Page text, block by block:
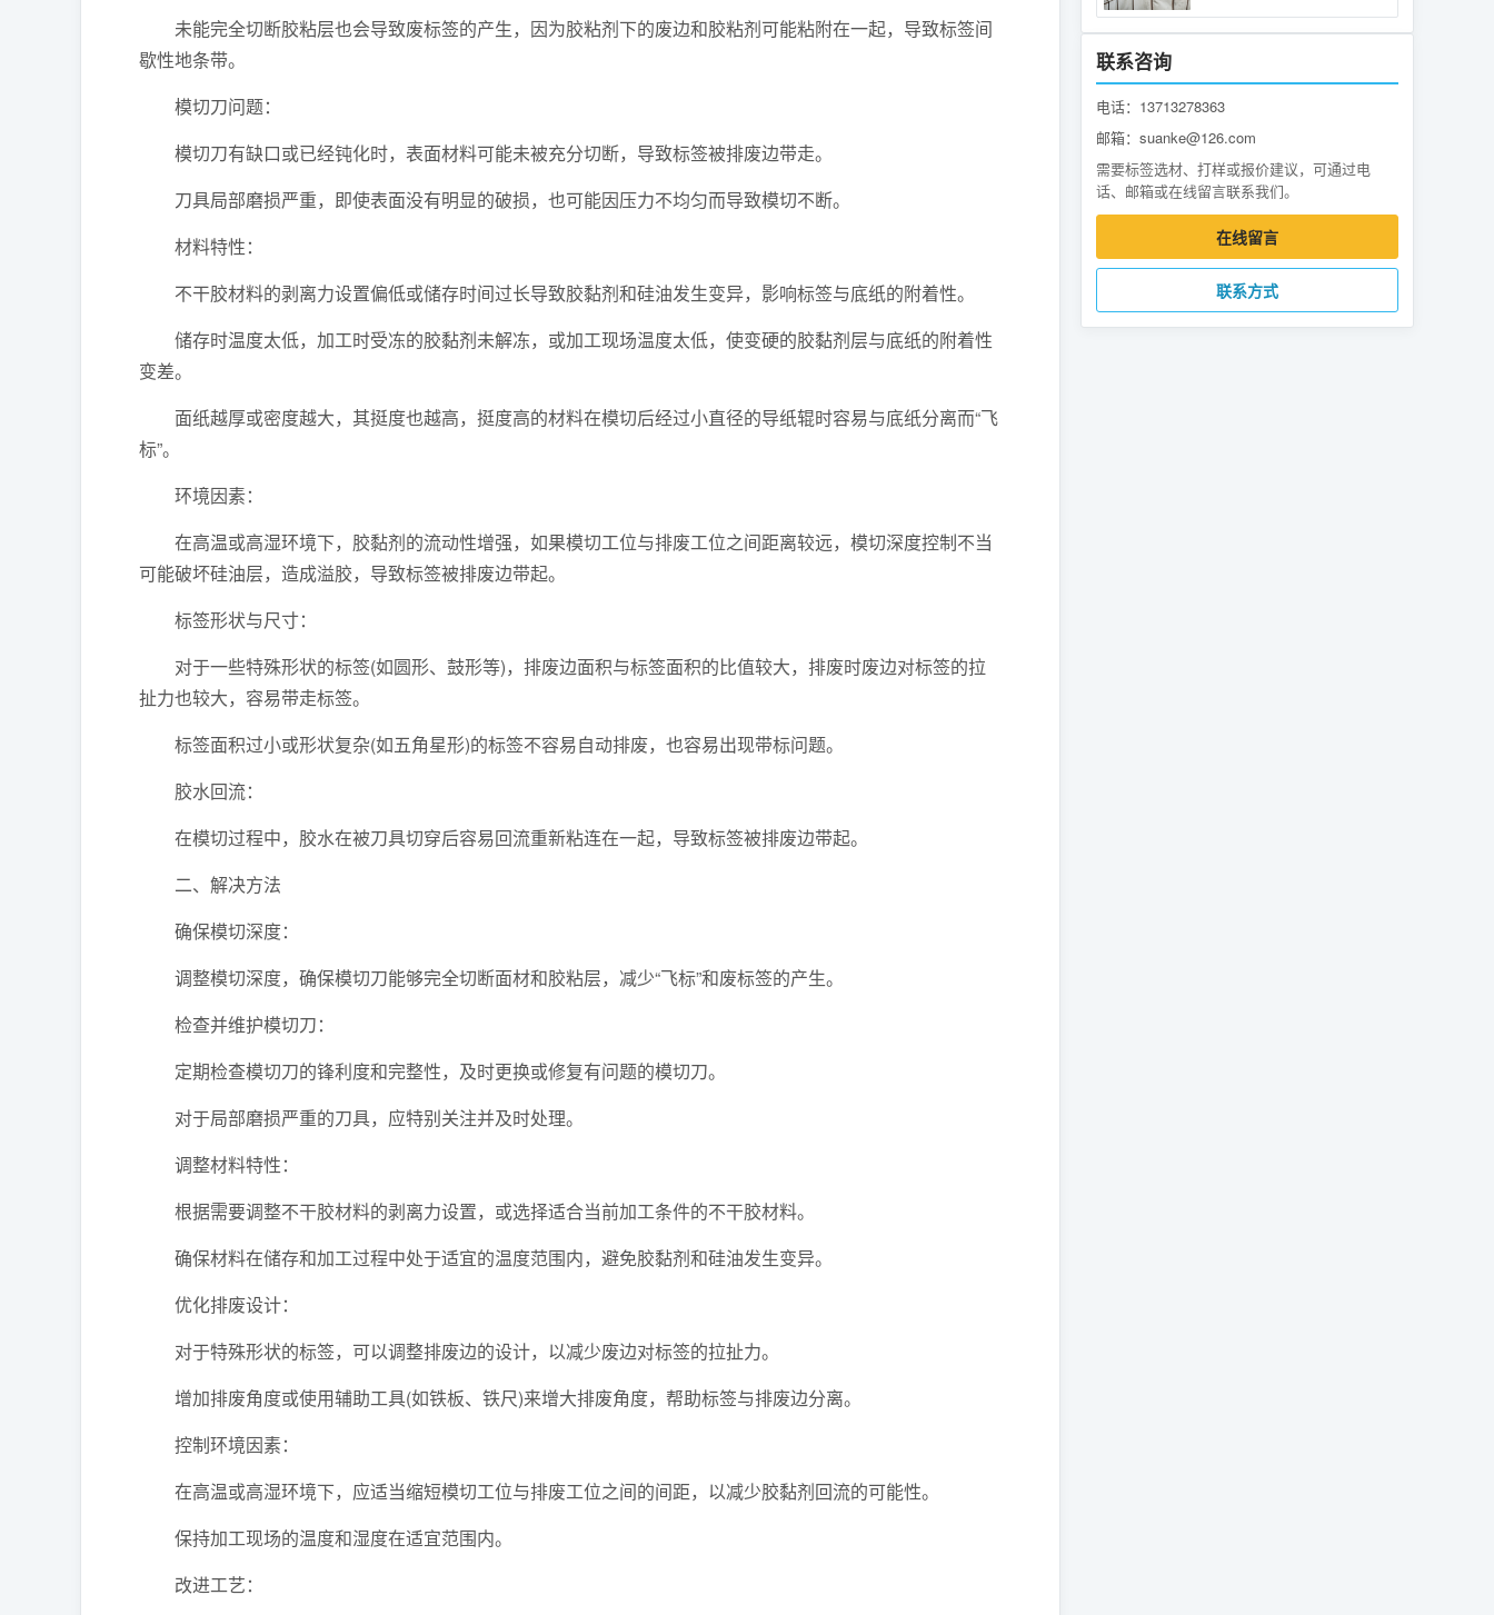
未能完全切断胶粘层也会导致废标签的产生，因为胶粘剂下的废边和胶粘剂可能粘附在一起，导致标签间
歇性地条带。
模切刀问题：
模切刀有缺口或已经钝化时，表面材料可能未被充分切断，导致标签被排废边带走。
刀具局部磨损严重，即使表面没有明显的破损，也可能因压力不均匀而导致模切不断。
材料特性：
不干胶材料的剥离力设置偏低或储存时间过长导致胶黏剂和硅油发生变异，影响标签与底纸的附着性。
储存时温度太低，加工时受冻的胶黏剂未解冻，或加工现场温度太低，使变硬的胶黏剂层与底纸的附着性
变差。
面纸越厚或密度越大，其挺度也越高，挺度高的材料在模切后经过小直径的导纸辊时容易与底纸分离而“飞
标”。
环境因素：
在高温或高湿环境下，胶黏剂的流动性增强，如果模切工位与排废工位之间距离较远，模切深度控制不当
可能破坏硅油层，造成溢胶，导致标签被排废边带起。
标签形状与尺寸：
对于一些特殊形状的标签(如圆形、鼓形等)，排废边面积与标签面积的比值较大，排废时废边对标签的拉
扯力也较大，容易带走标签。
标签面积过小或形状复杂(如五角星形)的标签不容易自动排废，也容易出现带标问题。
胶水回流：
在模切过程中，胶水在被刀具切穿后容易回流重新粘连在一起，导致标签被排废边带起。
二、解决方法
确保模切深度：
调整模切深度，确保模切刀能够完全切断面材和胶粘层，减少“飞标”和废标签的产生。
检查并维护模切刀：
定期检查模切刀的锋利度和完整性，及时更换或修复有问题的模切刀。
对于局部磨损严重的刀具，应特别关注并及时处理。
调整材料特性：
根据需要调整不干胶材料的剥离力设置，或选择适合当前加工条件的不干胶材料。
确保材料在储存和加工过程中处于适宜的温度范围内，避免胶黏剂和硅油发生变异。
优化排废设计：
对于特殊形状的标签，可以调整排废边的设计，以减少废边对标签的拉扯力。
增加排废角度或使用辅助工具(如铁板、铁尺)来增大排废角度，帮助标签与排废边分离。
控制环境因素：
在高温或高湿环境下，应适当缩短模切工位与排废工位之间的间距，以减少胶黏剂回流的可能性。
保持加工现场的温度和湿度在适宜范围内。
改进工艺：
联系咨询
电话：13713278363
邮箱：suanke@126.com
需要标签选材、打样或报价建议，可通过电
话、邮箱或在线留言联系我们。
在线留言
联系方式